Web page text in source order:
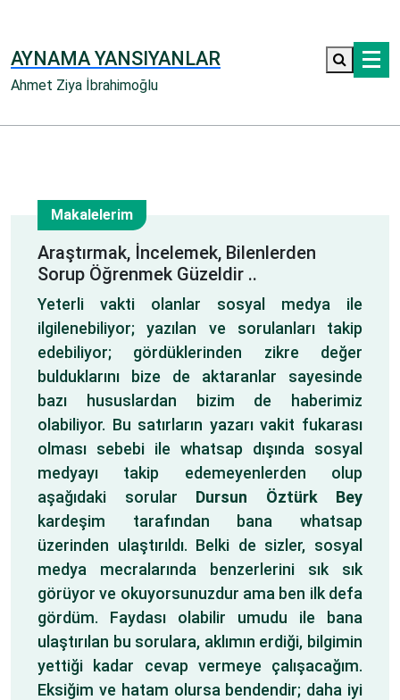
AYNAMA YANSIYANLAR
Ahmet Ziya İbrahimoğlu
20
Makalelerim
Araştırmak, İncelemek, Bilenlerden
Sorup Öğrenmek Güzeldir ..
Yeterli vakti olanlar sosyal medya ile
ilgilenebiliyor; yazılan ve sorulanları takip
edebiliyor; gördüklerinden zikre değer
bulduklarını bize de aktaranlar sayesinde
bazı hususlardan bizim de haberimiz
olabiliyor. Bu satırların yazarı vakit fukarası
olması sebebi ile whatsap dışında sosyal
medyayı takip edemeyenlerden olup
aşağıdaki sorular Dursun Öztürk Bey
kardeşim tarafından bana whatsap
üzerinden ulaştırıldı. Belki de sizler, sosyal
medya mecralarında benzerlerini sık sık
görüyor ve okuyorsunuzdur ama ben ilk defa
gördüm. Faydası olabilir umudu ile bana
ulaştırılan bu sorulara, aklımın erdiği, bilgimin
yettiği kadar cevap vermeye çalışacağım.
Eksiğim ve hatam olursa bendendir; daha iyi